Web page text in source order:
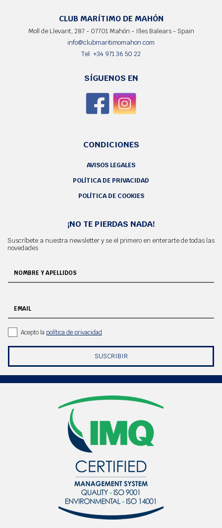
CLUB MARÍTIMO DE MAHÓN
Moll de Llevant, 287 - 07701 Mahón - Illes Balears - Spain
info@clubmaritimomahon.com
Tel: +34 971 36 50 22
SÍGUENOS EN
CONDICIONES
AVISOS LEGALES
POLÍTICA DE PRIVACIDAD
POLÍTICA DE COOKIES
¡NO TE PIERDAS NADA!
Suscríbete a nuestra newsletter y se el primero en enterarte de todas las
novedades
NOMBRE Y APELLIDOS
EMAIL
Acepto la política de privacidad
SUSCRIBIR